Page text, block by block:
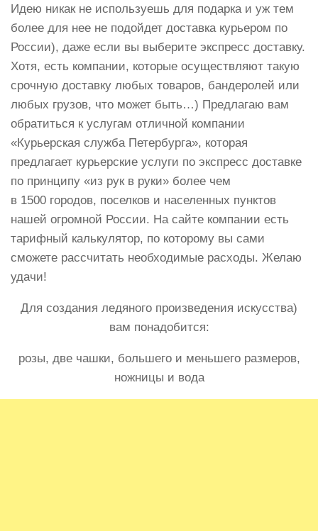
Идею никак не используешь для подарка и уж тем
более для нее не подойдет доставка курьером по
России), даже если вы выберите экспресс доставку.
Хотя, есть компании, которые осуществляют такую
срочную доставку любых товаров, бандеролей или
любых грузов, что может быть…) Предлагаю вам
обратиться к услугам отличной компании
«Курьерская служба Петербурга», которая
предлагает курьерские услуги по экспресс доставке
по принципу «из рук в руки» более чем
в 1500 городов, поселков и населенных пунктов
нашей огромной России. На сайте компании есть
тарифный калькулятор, по которому вы сами
сможете рассчитать необходимые расходы. Желаю
удачи!
Для создания ледяного произведения искусства)
вам понадобится:
розы, две чашки, большего и меньшего размеров,
ножницы и вода